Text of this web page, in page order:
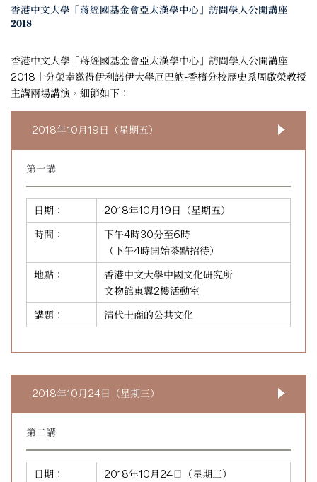
香港中文大學「蔣經國基金會亞太漢學中心」訪問學人公開講座
2018
香港中文大學「蔣經國基金會亞太漢學中心」訪問學人公開講座
2018十分榮幸邀得伊利諾伊大學厄巴納-香檳分校歷史系周啟榮教授
主講兩場講演，細節如下：
2018年10月19日（星期五）
第一講
日期：
2018年10月19日（星期五）
時間：
下午4時30分至6時
（下午4時開始茶點招待）
地點：
香港中文大學中國文化研究所
文物館東翼2樓活動室
講題：
清代士商的公共文化
2018年10月24日（星期三）
第二講
日期：
2018年10月24日（星期三）